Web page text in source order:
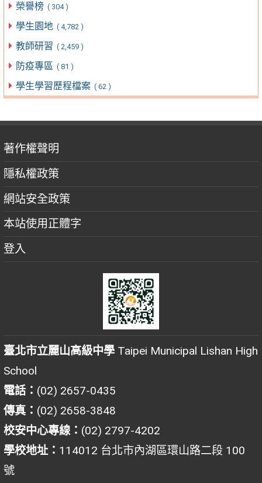
榮譽榜 ( 304 )
學生園地 ( 4,782 )
教師研習 ( 2,459 )
防疫專區 ( 81 )
學生學習歷程檔案 ( 62 )
著作權聲明
隱私權政策
網站安全政策
本站使用正體字
登入
臺北市立麗山高級中學 Taipei Municipal Lishan High
School
電話： (02) 2657-0435
傳真： (02) 2658-3848
校安中心專線： (02) 2797-4202
學校地址： 114012 台北市內湖區環山路二段 100
號